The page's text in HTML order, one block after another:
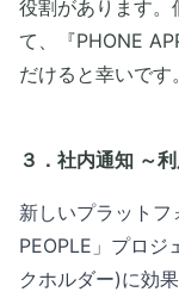
役割があります。
て、『PHONE
だけると幸いです。
３．社内通知 ～
新しいプラットフ
PEOPLE」プロジ
クホルダー)に効